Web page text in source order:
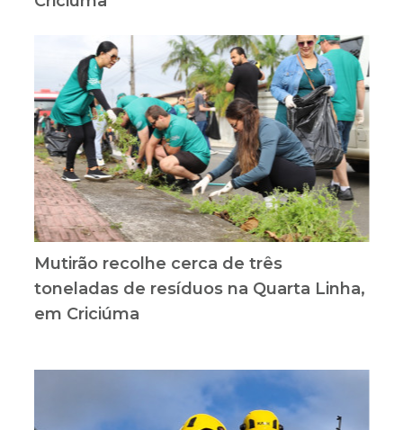
Mutirão recolhe cerca de três
toneladas de resíduos na Quarta Linha,
em Criciúma